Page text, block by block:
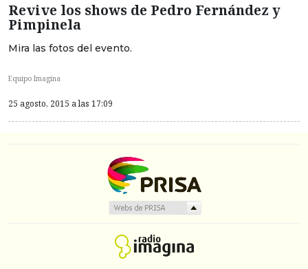
Revive los shows de Pedro Fernández y
Pimpinela
Mira las fotos del evento.
Equipo Imagina
25 agosto, 2015 a las 17:09